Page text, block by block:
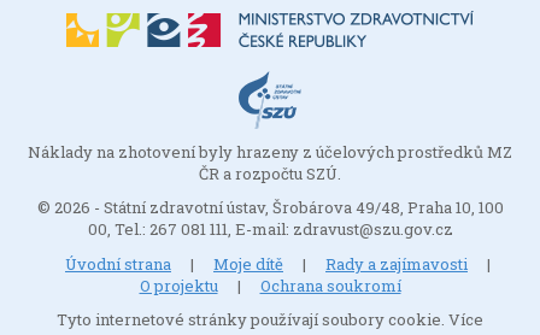
Náklady na zhotovení byly hrazeny z účelových prostředků MZ
ČR a rozpočtu SZÚ.
© 2026 - Státní zdravotní ústav, Šrobárova 49/48, Praha 10, 100
00, Tel.: 267 081 111, E-mail: zdravust@szu.gov.cz
Úvodní strana
| Moje dítě | Rady a zajímavosti
|
O projektu
|
Ochrana soukromí
Tyto internetové stránky používají soubory cookie. Více